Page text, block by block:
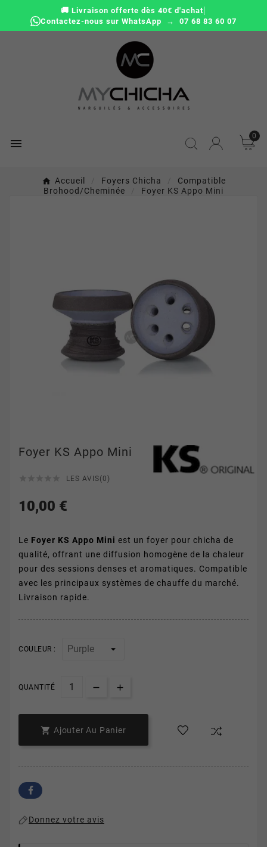
🚚 Livraison offerte dès 40€ d'achat|
Contactez-nous sur WhatsApp → 07 68 83 60 07

0
Accueil Foyers Chicha
Compatible
Brohood/cheminée
Foyer KS Appo Mini
Foyer KS Appo Mini
LES AVIS(0)
10,00 €
Le Foyer KS Appo Mini est un foyer pour chicha de
qualité, offrant une diffusion homogène de la chaleur
pour des sessions denses et aromatiques. Compatible
avec les principaux systèmes de chauffe du marché.
Livraison rapide.
COULEUR :
QUANTITÉ
 Ajouter Au Panier
Donnez votre avis